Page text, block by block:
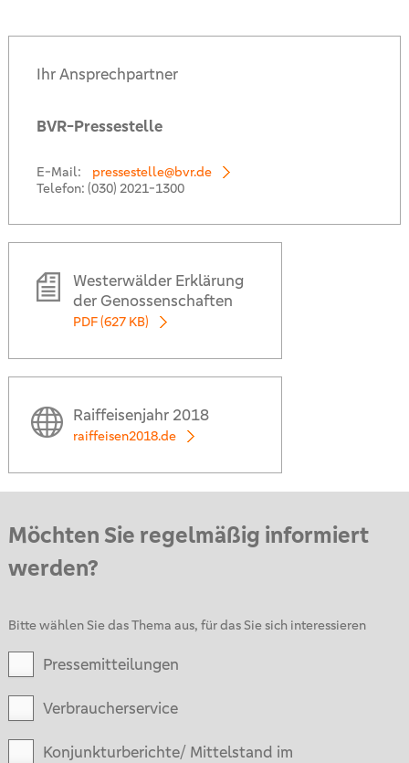
Ihr Ansprechpartner
BVR-Pressestelle
E-Mail:
pressestelle@bvr.de
Telefon: (030) 2021-1300
Westerwälder Erklärung
der Genossenschaften
PDF (627 KB)
Raiffeisenjahr 2018
raiffeisen2018.de
Möchten Sie regelmäßig informiert
werden?
Bitte wählen Sie das Thema aus, für das Sie sich interessieren
Pressemitteilungen
Verbraucherservice
Konjunkturberichte/ Mittelstand im